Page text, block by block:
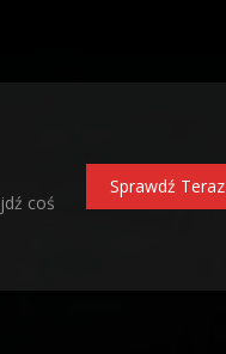
coś
Sprawdź Teraz